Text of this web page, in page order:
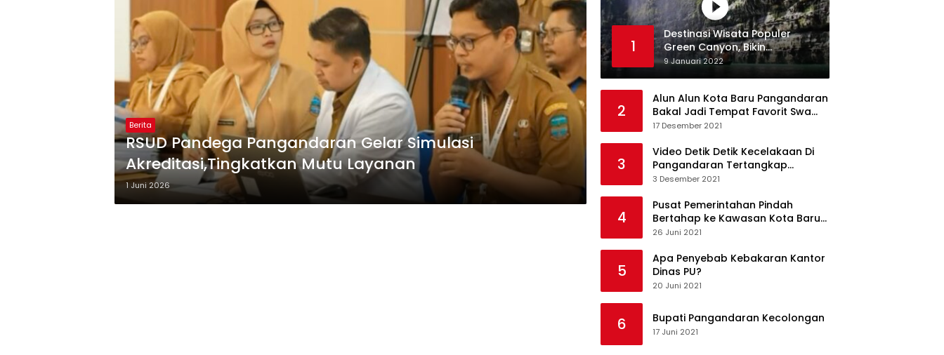
Berita
RSUD Pandega Pangandaran Gelar Simulasi
Akreditasi,Tingkatkan Mutu Layanan
1 Juni 2026
1
Destinasi Wisata Populer
Green Canyon, Bikin
Ketagihan Wisatawan
9 Januari 2022
2
Alun Alun Kota Baru Pangandaran
Bakal Jadi Tempat Favorit Swa
Foto Selfie
17 Desember 2021
3
Video Detik Detik Kecelakaan Di
Pangandaran Tertangkap
Kamera Handphone
3 Desember 2021
4
Pusat Pemerintahan Pindah
Bertahap ke Kawasan Kota Baru
Pangandaran
26 Juni 2021
5
Apa Penyebab Kebakaran Kantor
Dinas PU?
20 Juni 2021
6 Bupati Pangandaran Kecolongan
17 Juni 2021